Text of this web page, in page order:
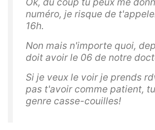
numéro, je risque de
16h.
Non mais n'importe quoi,
doit avoir le 06 de notre
Si je veux le voir je prends
pas t'avoir comme patient,
genre casse-couilles!